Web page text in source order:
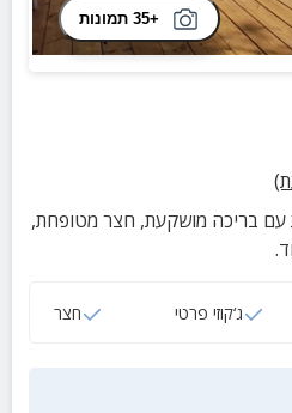
+35 תמונות
עם בריכה מושקעת, חצר מטופחת,
ג‘קוזי פרטי חצר